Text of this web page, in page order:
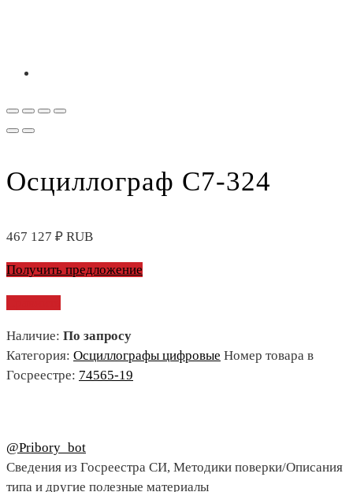
Осциллограф С7-324
467 127 ₽ RUB
Получить предложение
Наличие: По запросу
Категория: Осциллографы цифровые Номер товара в
Госреестре: 74565-19
@Pribory_bot
Сведения из Госреестра СИ, Методики поверки/Описания
типа и другие полезные материалы